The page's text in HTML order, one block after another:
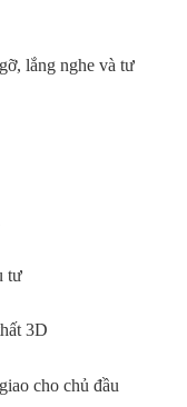
lắng nghe và tư
tư
3D
cho chủ đầu